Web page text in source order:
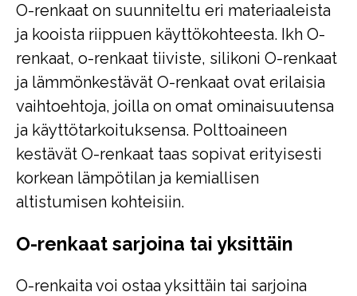
O-renkaat on suunniteltu eri materiaaleista
ja kooista riippuen käyttökohteesta. Ikh O-
renkaat, o-renkaat tiiviste, silikoni O-renkaat
ja lämmönkestävät O-renkaat ovat erilaisia
vaihtoehtoja, joilla on omat ominaisuutensa
ja käyttötarkoituksensa. Polttoaineen
kestävät O-renkaat taas sopivat erityisesti
korkean lämpötilan ja kemiallisen
altistumisen kohteisiin.
O-renkaat sarjoina tai yksittäin
O-renkaita voi ostaa yksittäin tai sarjoina